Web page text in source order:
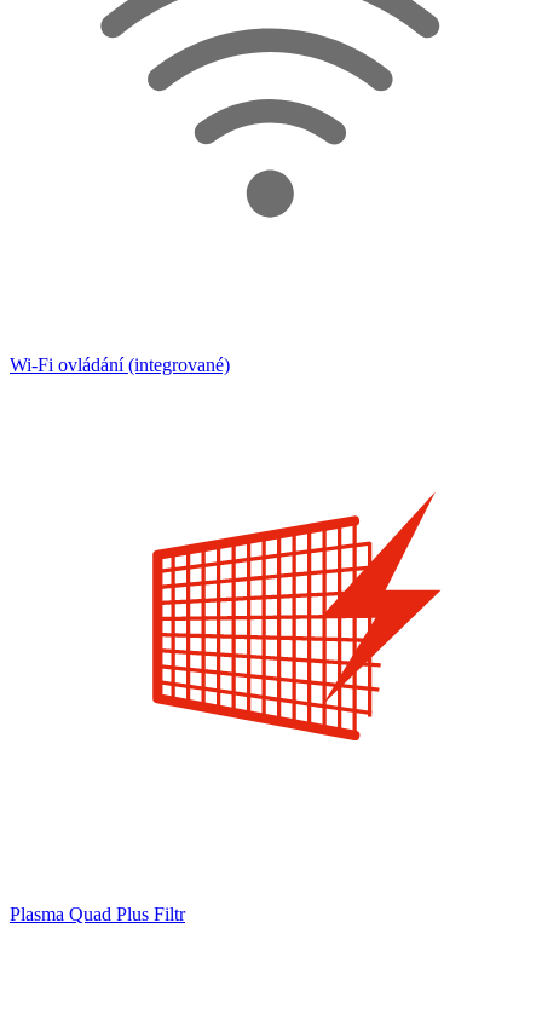
Wi-Fi ovládání (integrované)
Plasma Quad Plus Filtr